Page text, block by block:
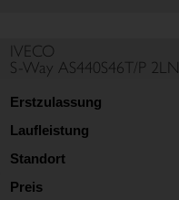
IVECO
S-Way AS440S46T/P 2LN
Erstzulassung
Laufleistung
Standort
Preis